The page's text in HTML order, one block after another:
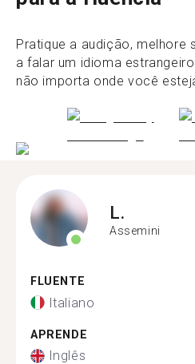
Pratique a audição, melhore
a falar um idioma
não importa onde você
L.
Assemini
FLUENTE
Italiano
APRENDE
Inglês